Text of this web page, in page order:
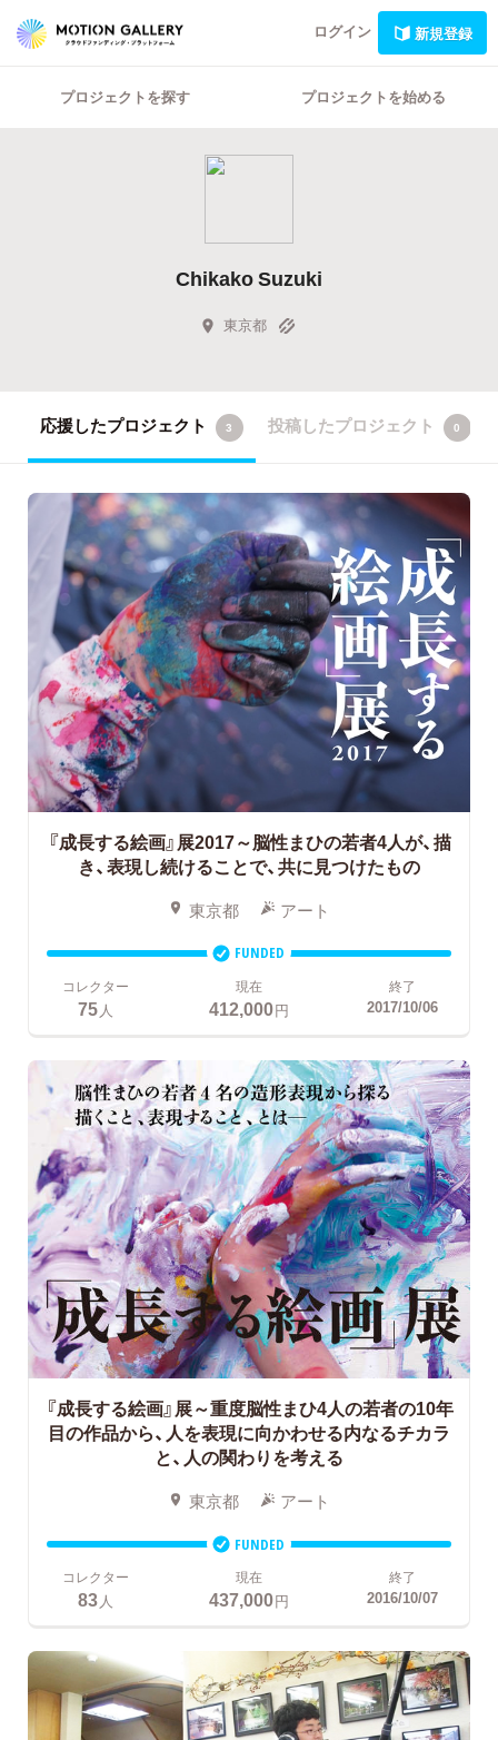
ログイン 新規登録
プロジェクトを探す プロジェクトを始める
Chikako Suzuki
東京都
応援したプロジェクト 3 投稿したプロジェクト 0
『成長する絵画』展2017～脳性まひの若者4人が、描
き、表現し続けることで、共に見つけたもの
東京都 アート
FUNDED
コレクター
75 人
現在
412,000円
終了
2017/10/06
『成長する絵画』展～重度脳性まひ4人の若者の10年
目の作品から、人を表現に向かわせる内なるチカラ
と、人の関わりを考える
東京都 アート
FUNDED
コレクター
83人
現在
437,000円
終了
2016/10/07